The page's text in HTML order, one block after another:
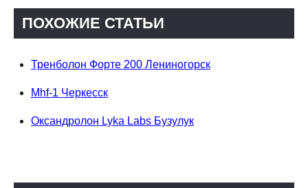
ПОХОЖИЕ СТАТЬИ
Тренболон Форте 200 Лениногорск
Mhf-1 Черкесск
Оксандролон Lyka Labs Бузулук